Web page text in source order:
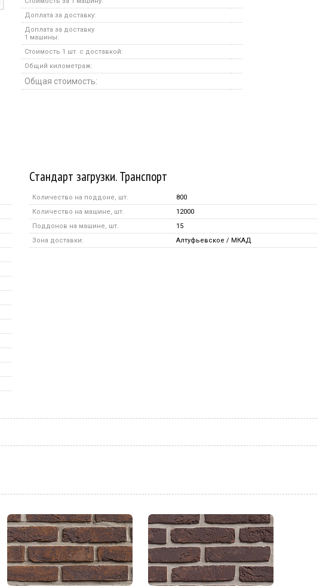
Доплата за доставку:
Доплата за доставку
1 машины:
Стоимость 1 шт. с доставкой:
Общий километраж:
Общая стоимость:
Стандарт загрузки. Транспорт
Количество на поддоне, шт.
800
Количество на машине, шт.
12000
Поддонов на машине, шт.
15
Зона доставки:
Алтуфьевское / МКАД